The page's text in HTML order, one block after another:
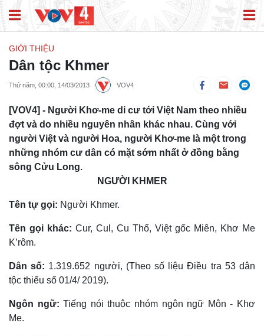
GIỚI THIỆU
Dân tộc Khmer
Thứ năm, 00:00, 14/03/2013 VOV4
[VOV4] - Người Khơ-me di cư tới Việt Nam theo nhiều
đợt và do nhiều nguyên nhân khác nhau. Cùng với
người Việt và người Hoa, người Khơ-me là một trong
những nhóm cư dân có mặt sớm nhất ở đồng bằng
sông Cửu Long.
NGƯỜI KHMER
Tên tự gọi: Người Khmer.
Tên gọi khác: Cur, Cul, Cu Thổ, Việt gốc Miên, Khơ Me
K’rôm.
Dân số: 1.319.652 người, (Theo số liệu Điều tra 53 dân
tộc thiểu số 01/4/ 2019).
Ngôn ngữ:Tiếng nói thuộc nhóm ngôn ngữ Môn - Khơ
Me.